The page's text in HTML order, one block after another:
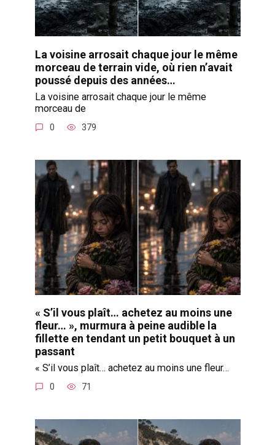
La voisine arrosait chaque jour le même
morceau de terrain vide, où rien n’avait
poussé depuis des années…
La voisine arrosait chaque jour le même
morceau de
0 379
« S’il vous plaît… achetez au moins une
fleur… », murmura à peine audible la
fillette en tendant un petit bouquet à un
passant
« S’il vous plaît… achetez au moins une fleur…
0 71